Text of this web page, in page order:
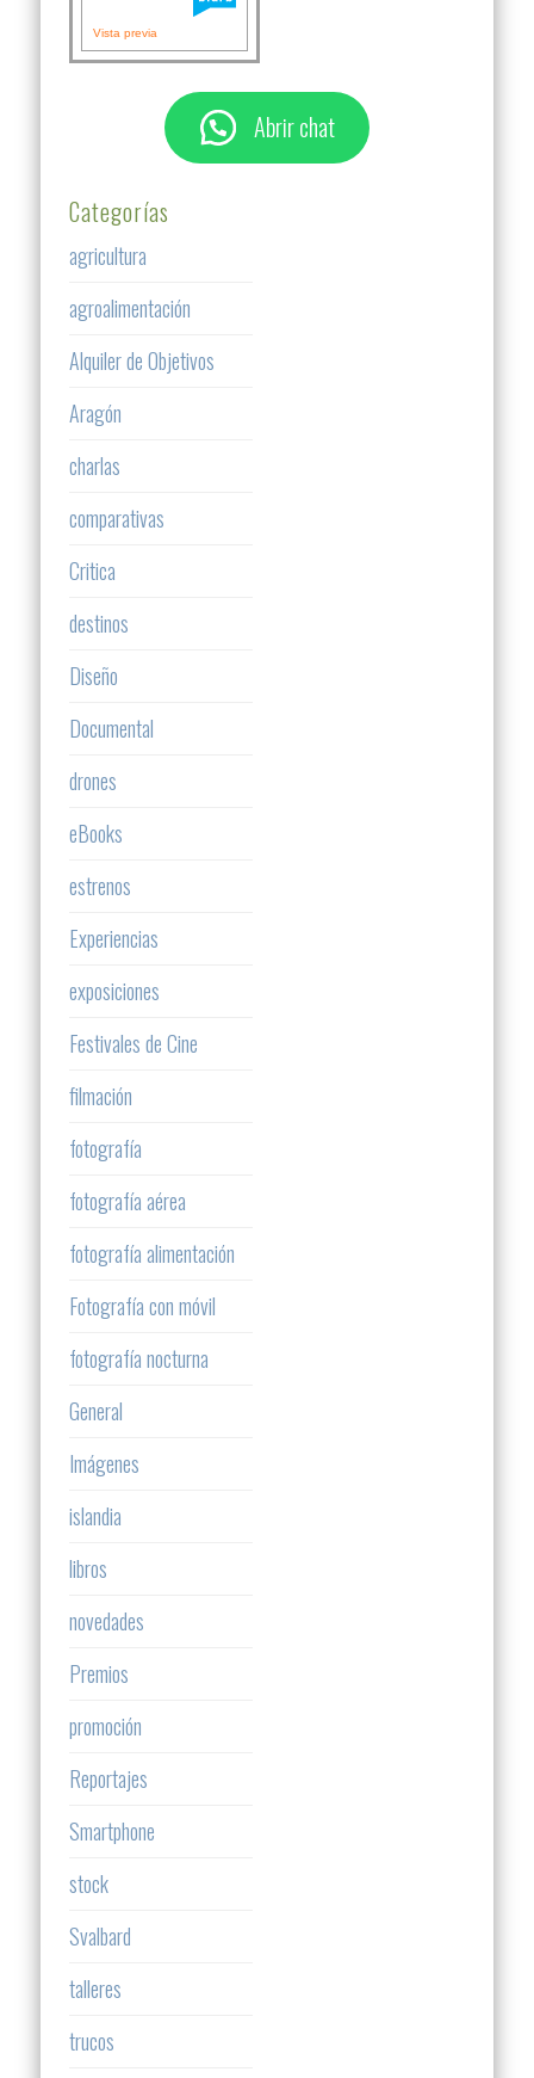
Vista previa
Abrir chat
Categorías
agricultura
agroalimentación
Alquiler de Objetivos
Aragón
charlas
comparativas
Critica
destinos
Diseño
Documental
drones
eBooks
estrenos
Experiencias
exposiciones
Festivales de Cine
filmación
fotografía
fotografía aérea
fotografía alimentación
Fotografía con móvil
fotografía nocturna
General
Imágenes
islandia
libros
novedades
Premios
promoción
Reportajes
Smartphone
stock
Svalbard
talleres
trucos